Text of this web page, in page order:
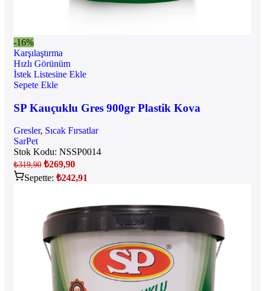
-16%
Karşılaştırma
Hızlı Görünüm
İstek Listesine Ekle
Sepete Ekle
SP Kauçuklu Gres 900gr Plastik Kova
Gresler, Sıcak Fırsatlar
SarPet
Stok Kodu: NSSP0014
₺319,90 ₺269,90
Sepette: ₺242,91